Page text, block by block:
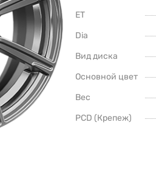
ET
Dia
Вид диска
Основной цвет
Вес
PCD (Крепеж)